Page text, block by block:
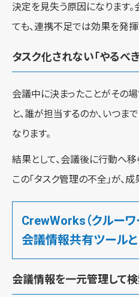
決定を見失う原因になります
ても、連携不足では効果を発揮
タスク化されない「やるべ
会議中に決まったことがその
と、誰が担当するのか、いつ
なります。
結果として、会議後に行動へ移
この「タスク管理の不全」が、
CrewWorks（クルーワ
会議情報共有ツール
会議情報を一元管理して